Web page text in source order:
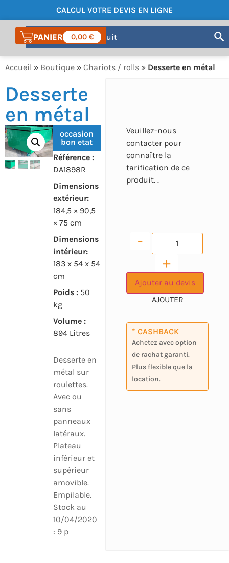
CALCUL VOTRE DEVIS EN LIGNE
COMPTE 0,00 €
Accueil » Boutique » Chariots / rolls » Desserte en métal
Desserte
en métal
occasion
bon etat
Référence :
DA1898R
Dimensions
extérieur:
184,5 × 90,5
× 75 cm
Dimensions
intérieur:
183 x 54 x 54
cm
Poids :50
kg
Volume :
894 Litres
Desserte en
métal sur
roulettes.
Avec ou
sans
panneaux
latéraux.
Plateau
inférieur et
supérieur
amovible.
Empilable.
Stock au
10/04/2020
: 9 p
Veuillez-nous
contacter pour
connaître la
tarification de ce
produit. .
-
+
Ajouter au devis
* CASHBACK
Achetez avec option
de rachat garanti.
Plus flexible que la
location.